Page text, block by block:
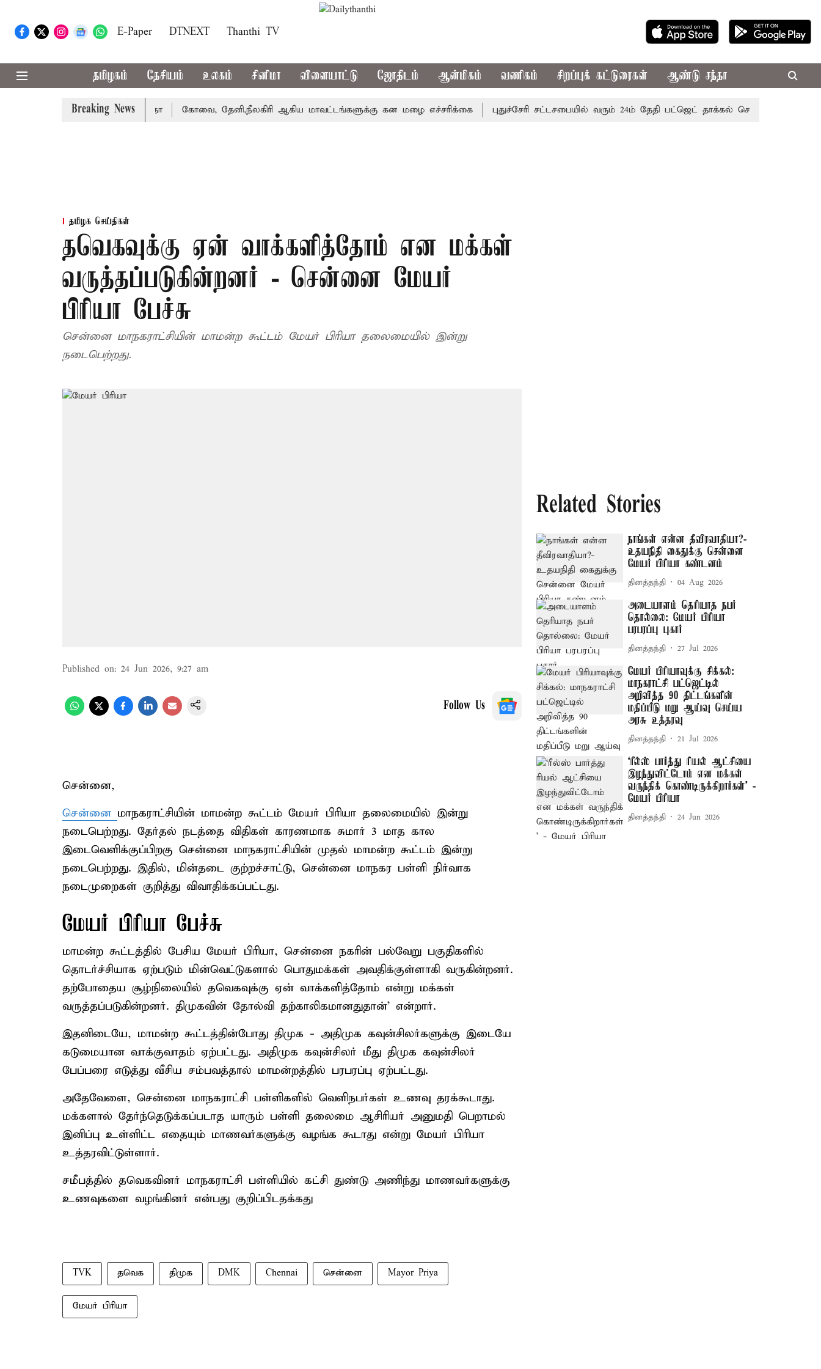
E-Paper DTNEXT Thanthi TV
தமிழகம் தேசியம் உலகம் சினிமா விளையாட்டு ஜோதிடம் ஆன்மிகம் வணிகம் சிறப்புக் கட்டுரைகள் ஆண்டு சந்தா
Breaking News
வழக்கை வாபஸ் பெற்றார் சங்கீதா கோவை, தேனி,நீலகிரி ஆகிய மாவட்டங்களுக்கு கன மழை எச்சரிக்கை புதுச்சேரி சட்டசபையில் வரும் 24ம் தேதி பட்ஜெட் தாக்கல் செய்கிறார் முதல்-
தமிழக செய்திகள்
தவெகவுக்கு ஏன் வாக்களித்தோம் என மக்கள்
வருத்தப்படுகின்றனர் - சென்னை மேயர்
பிரியா பேச்சு
சென்னை மாநகராட்சியின் மாமன்ற கூட்டம் மேயர் பிரியா தலைமையில் இன்று
நடைபெற்றது.
Published on: 24 Jun 2026, 9:27 am
Follow Us
சென்னை,
சென்னை மாநகராட்சியின் மாமன்ற கூட்டம் மேயர் பிரியா தலைமையில் இன்று
நடைபெற்றது. தேர்தல் நடத்தை விதிகள் காரணமாக சுமார் 3 மாத கால
இடைவெளிக்குப்பிறகு சென்னை மாநகராட்சியின் முதல் மாமன்ற கூட்டம் இன்று
நடைபெற்றது. இதில், மின்தடை குற்றச்சாட்டு, சென்னை மாநகர பள்ளி நிர்வாக
நடைமுறைகள் குறித்து விவாதிக்கப்பட்டது.
மேயர் பிரியா பேச்சு
மாமன்ற கூட்டத்தில் பேசிய மேயர் பிரியா, சென்னை நகரின் பல்வேறு பகுதிகளில்
தொடர்ச்சியாக ஏற்படும் மின்வெட்டுகளால் பொதுமக்கள் அவதிக்குள்ளாகி வருகின்றனர்.
தற்போதைய சூழ்நிலையில் தவெகவுக்கு ஏன் வாக்களித்தோம் என்று மக்கள்
வருத்தப்படுகின்றனர். திமுகவின் தோல்வி தற்காலிகமானதுதான்’ என்றார்.
இதனிடையே, மாமன்ற கூட்டத்தின்போது திமுக - அதிமுக கவுன்சிலர்களுக்கு இடையே
கடுமையான வாக்குவாதம் ஏற்பட்டது. அதிமுக கவுன்சிலர் மீது திமுக கவுன்சிலர்
பேப்பரை எடுத்து வீசிய சம்பவத்தால் மாமன்றத்தில் பரபரப்பு ஏற்பட்டது.
அதேவேளை, சென்னை மாநகராட்சி பள்ளிகளில் வெளிநபர்கள் உணவு தரக்கூடாது.
மக்களால் தேர்ந்தெடுக்கப்படாத யாரும் பள்ளி தலைமை ஆசிரியர் அனுமதி பெறாமல்
இனிப்பு உள்ளிட்ட எதையும் மாணவர்களுக்கு வழங்க கூடாது என்று மேயர் பிரியா
உத்தரவிட்டுள்ளார்.
சமீபத்தில் தவெகவினர் மாநகராட்சி பள்ளியில் கட்சி துண்டு அணிந்து மாணவர்களுக்கு
உணவுகளை வழங்கினர் என்பது குறிப்பிடதக்கது
TVK தவெக திமுக DMK Chennai சென்னை Mayor Priya
மேயர் பிரியா
Related Stories
நாங்கள் என்ன தீவிரவாதியா?-
உதயநிதி கைதுக்கு சென்னை
மேயர் பிரியா கண்டனம்
தினத்தந்தி 04 Aug 2026
அடையாளம் தெரியாத நபர்
தொல்லை: மேயர் பிரியா
பரபரப்பு புகார்
தினத்தந்தி 27 Jul 2026
மேயர் பிரியாவுக்கு சிக்கல்:
மாநகராட்சி பட்ஜெட்டில்
அறிவித்த 90 திட்டங்களின்
மதிப்பீடு மறு ஆய்வு செய்ய
அரசு உத்தரவு
தினத்தந்தி 21 Jul 2026
‘ரீல்ஸ் பார்த்து ரியல் ஆட்சியை
இழந்துவிட்டோம் என மக்கள்
வருந்திக் கொண்டிருக்கிறார்கள்’ -
மேயர் பிரியா
தினத்தந்தி 24 Jun 2026